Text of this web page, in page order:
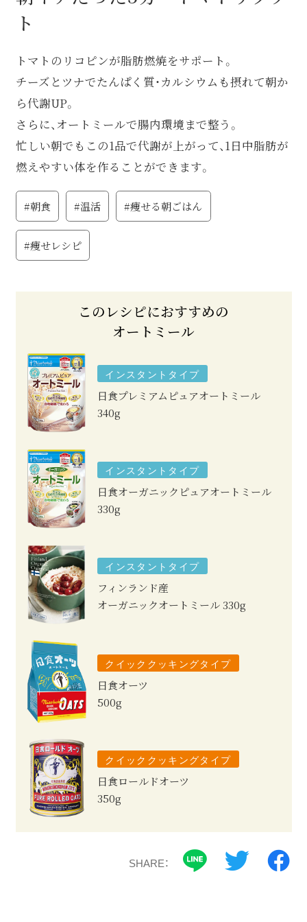
ト
トマトのリコピンが脂肪燃焼をサポート。
チーズとツナでたんぱく質・カルシウムも摂れて朝か
ら代謝UP。
さらに、オートミールで腸内環境まで整う。
忙しい朝でもこの1品で代謝が上がって、1日中脂肪が
燃えやすい体を作ることができます。
#朝食 #温活 #痩せる朝ごはん
#痩せレシピ
このレシピにおすすめの
オートミール
インスタントタイプ
日食プレミアムピュアオートミール
340g
インスタントタイプ
日食オーガニックピュアオートミール
330g
インスタントタイプ
フィンランド産
オーガニックオートミール330g
クイッククッキングタイプ
日食オーツ
500g
クイッククッキングタイプ
日食ロールドオーツ
350g
SHARE：